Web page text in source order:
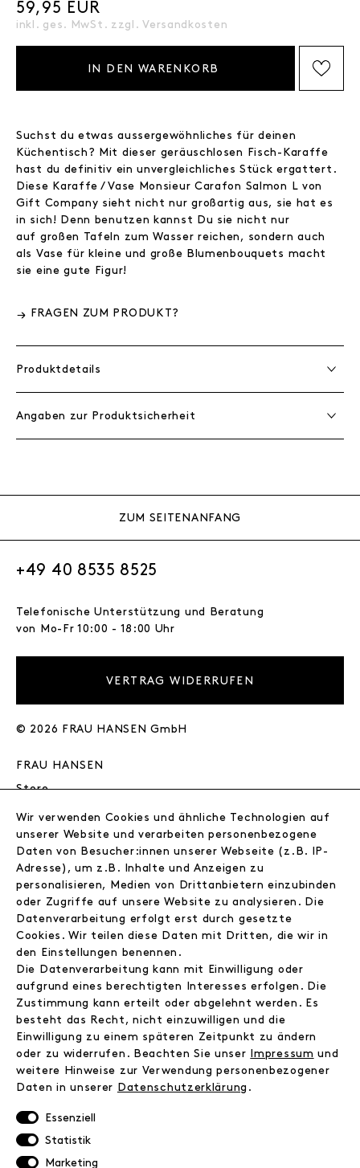
59,95 EUR
inkl. ges. MwSt. zzgl.Versandkosten
IN DEN WARENKORB
Suchst du etwas aussergewöhnliches für deinen
Küchentisch? Mit dieser geräuschlosen Fisch-Karaffe
hast du definitiv ein unvergleichliches Stück ergattert.
Diese Karaffe / Vase Monsieur Carafon Salmon L von
Gift Company sieht nicht nur großartig aus, sie hat es
in sich! Denn benutzen kannst Du sie nicht nur
auf großen Tafeln zum Wasser reichen, sondern auch
als Vase für kleine und große Blumenbouquets macht
sie eine gute Figur!
FRAGEN ZUM PRODUKT?
Produktdetails
Angaben zur Produktsicherheit
ZUM SEITENANFANG
+49 40 8535 8525
Telefonische Unterstützung und Beratung
von Mo-Fr 10:00 - 18:00 Uhr
VERTRAG WIDERRUFEN
© 2026 FRAU HANSEN GmbH
FRAU HANSEN
Store
Jobs
Wholesale
Instagram
Facebook
Kontakt
INFORMATIONEN
FAQ
Zahlungsinformationen
Retoure
Widerrufsrecht
Datenschutz
Impressum
Wir verwenden Cookies und ähnliche Technologien auf
unserer Website und verarbeiten personenbezogene
Daten von Besucher:innen unserer Webseite (z.B. IP-
Adresse), um z.B. Inhalte und Anzeigen zu
personalisieren, Medien von Drittanbietern einzubinden
oder Zugriffe auf unsere Website zu analysieren. Die
Datenverarbeitung erfolgt erst durch gesetzte
Cookies. Wir teilen diese Daten mit Dritten, die wir in
den Einstellungen benennen.
Die Datenverarbeitung kann mit Einwilligung oder
aufgrund eines berechtigten Interesses erfolgen. Die
Zustimmung kann erteilt oder abgelehnt werden. Es
besteht das Recht, nicht einzuwilligen und die
Einwilligung zu einem späteren Zeitpunkt zu ändern
oder zu widerrufen. Beachten Sie unser
Impressum und
weitere Hinweise zur Verwendung personenbezogener
Daten in unserer
Daten­schutz­erklärung .
Essenziell
Statistik
Marketing